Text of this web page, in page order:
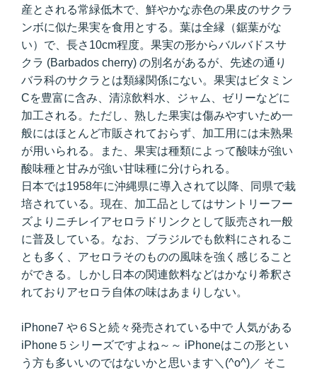
産とされる常緑低木で、鮮やかな赤色の果皮のサクラ
ンボに似た果実を食用とする。葉は全縁（鋸葉がな
い）で、長さ10cm程度。果実の形からバルバドスサ
クラ (Barbados cherry) の別名があるが、先述の通り
バラ科のサクラとは類縁関係にない。果実はビタミン
Cを豊富に含み、清涼飲料水、ジャム、ゼリーなどに
加工される。ただし、熟した果実は傷みやすいため一
般にはほとんど市販されておらず、加工用には未熟果
が用いられる。また、果実は種類によって酸味が強い
酸味種と甘みが強い甘味種に分けられる。
日本では1958年に沖縄県に導入されて以降、同県で栽
培されている。現在、加工品としてはサントリーフー
ズよりニチレイアセロラドリンクとして販売され一般
に普及している。なお、ブラジルでも飲料にされるこ
とも多く、アセロラそのものの風味を強く感じること
ができる。しかし日本の関連飲料などはかなり希釈さ
れておりアセロラ自体の味はあまりしない。
iPhone7 や６Sと続々発売されている中で 人気がある
iPhone５シリーズですよね～～ iPhoneはこの形とい
う方も多いいのではないかと思います＼(^o^)／ そこ